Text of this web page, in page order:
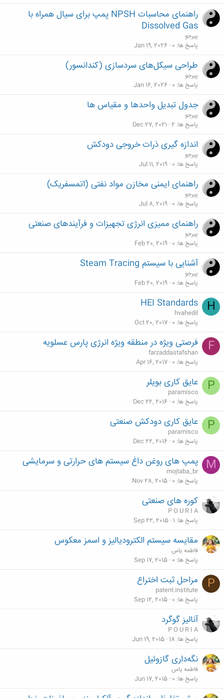
راهنمای محاسبات NPSH پمپ برای سیال همراه با
Dissolved Gas
پیرجو
پاسخ ها 0
Jan 19, 2026
طراحی سیکل‌های سردسازی (کندانسور)
پیرجو
پاسخ ها 0
Jan 16, 2026
جدول تبدیل واحدها و مقیاس ها
پیرجو
پاسخ ها 2
Dec 27, 2021
اندازه گيری ذرات خروجی دودکش
پیرجو
پاسخ ها 0
Jul 11, 2019
راهنمای ايمنی مخازن مواد نفتی (اتمسفریک)
پیرجو
پاسخ ها 0
Jul 8, 2019
راهنمای ممیزی انرژی تجهیزات و فرآیندهای صنعتی
پیرجو
پاسخ ها 0
Feb 20, 2019
آشنایی با سیستم Steam Tracing
پیرجو
پاسخ ها 0
Feb 20, 2019
H
HEI Standards
hvahedil
پاسخ ها 0
Oct 20, 2017
F فرصتی ویژه در منطقه ویژه انرژی پارس عسلویه
farzaddastafshan
پاسخ ها 0
Apr 16, 2017
P عایق کاری بویلر
paramisco
پاسخ ها 0
Dec 22, 2016
P عایق کاری دودکش صنعتی
paramisco
پاسخ ها 0
Dec 22, 2016
M پمپ های روغن داغ سیستم های حرارتی و سرمایشی
mojtaba_br
پاسخ ها 0
Nov 28, 2015
کوره های صنعتی
P O U R I A
پاسخ ها 1
Sep 22, 2015
مقایسه سیستم الکترودیالیز و اسمز معکوس
فاطمه یاس
پاسخ ها 0
Sep 17, 2015
P مراحل ثبت اختراع
patent.institute
پاسخ ها 0
Sep 12, 2015
آنالیز گوگرد
P O U R I A
پاسخ ها 18
Jun 19, 2015
نگه‌داری گازوئیل
فاطمه یاس
پاسخ ها 0
Jun 17, 2015